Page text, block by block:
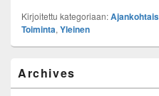
Kirjoitettu kategoriaan:
Toiminta, Yleinen
Sidebar
Archives